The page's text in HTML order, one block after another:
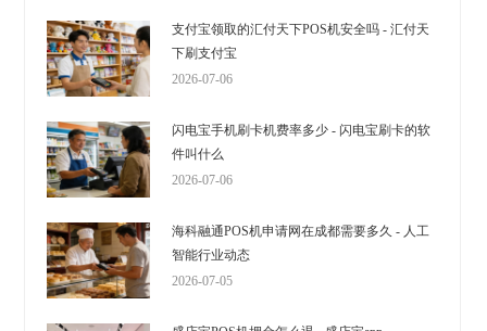
支付宝领取的汇付天下POS机安全吗 - 汇付天
下刷支付宝
2026-07-06
闪电宝手机刷卡机费率多少 - 闪电宝刷卡的软
件叫什么
2026-07-06
海科融通POS机申请网在成都需要多久 - 人工
智能行业动态
2026-07-05